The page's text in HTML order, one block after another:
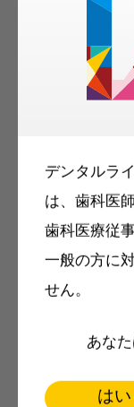
デンタルラ
は、歯科医
歯科医療従
一般の方に
せん。
あな
はい
歯科
メー
ご登録い
科衛生士
容のメー